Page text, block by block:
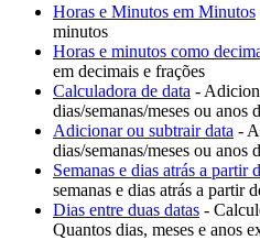
Horas e Minutos em Minutos
minutos
Horas e minutos como
em decimais e frações
Calculadora de data -
dias/semanas/meses ou anos
Adicionar ou subtrair data -
dias/semanas/meses ou anos
Semanas e dias atrás a partir
semanas e dias atrás a partir
Dias entre duas datas -
Quantos dias, meses e anos